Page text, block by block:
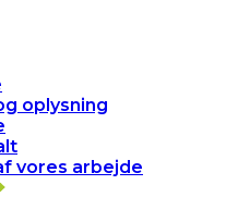
oplysning
vores arbejde